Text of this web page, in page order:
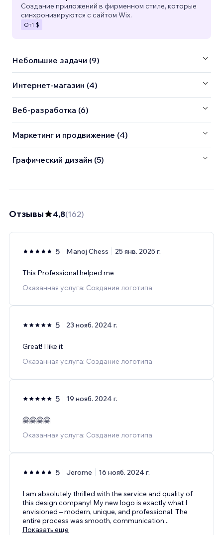
Создание приложений в фирменном стиле, которые
синхронизируются с сайтом Wix.
От1 $
Небольшие задачи (9)
Интернет-магазин (4)
Веб-разработка (6)
Маркетинг и продвижение (4)
Графический дизайн (5)
Отзывы 4,8(162)
5 Manoj Chess 25 янв. 2025 г.
This Professional helped me
Оказанная услуга: Создание логотипа
5 23 нояб. 2024 г.
Great! I like it
Оказанная услуга: Создание логотипа
5 19 нояб. 2024 г.
🤗🤗🤗🤗
Оказанная услуга: Создание логотипа
5 Jerome 16 нояб. 2024 г.
I am absolutely thrilled with the service and quality of
this design company! My new logo is exactly what I
envisioned – modern, unique, and professional. The
entire process was smooth, communication...
Показать еще